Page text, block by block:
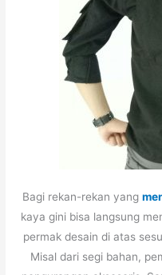
Bagi rekan-rekan yang
kaya gini bisa langsung
permak desain di atas
Misal dari segi bahan,